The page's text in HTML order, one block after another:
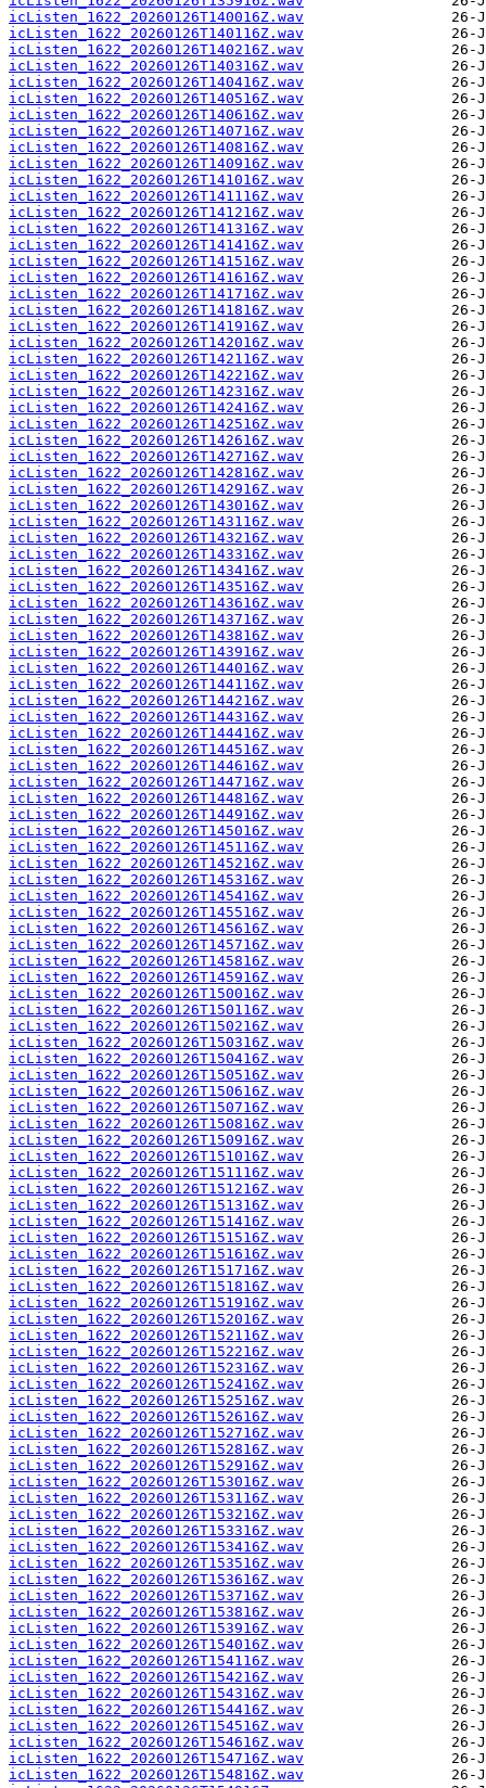
icListen_1622_20260126T140016Z.wav
icListen_1622_20260126T140116Z.wav
icListen_1622_20260126T140216Z.wav
icListen_1622_20260126T140316Z.wav
icListen_1622_20260126T140416Z.wav
icListen_1622_20260126T140516Z.wav
icListen_1622_20260126T140616Z.wav
icListen_1622_20260126T140716Z.wav
icListen_1622_20260126T140816Z.wav
icListen_1622_20260126T140916Z.wav
icListen_1622_20260126T141016Z.wav
icListen_1622_20260126T141116Z.wav
icListen_1622_20260126T141216Z.wav
icListen_1622_20260126T141316Z.wav
icListen_1622_20260126T141416Z.wav
icListen_1622_20260126T141516Z.wav
icListen_1622_20260126T141616Z.wav
icListen_1622_20260126T141716Z.wav
icListen_1622_20260126T141816Z.wav
icListen_1622_20260126T141916Z.wav
icListen_1622_20260126T142016Z.wav
icListen_1622_20260126T142116Z.wav
icListen_1622_20260126T142216Z.wav
icListen_1622_20260126T142316Z.wav
icListen_1622_20260126T142416Z.wav
icListen_1622_20260126T142516Z.wav
icListen_1622_20260126T142616Z.wav
icListen_1622_20260126T142716Z.wav
icListen_1622_20260126T142816Z.wav
icListen_1622_20260126T142916Z.wav
icListen_1622_20260126T143016Z.wav
icListen_1622_20260126T143116Z.wav
icListen_1622_20260126T143216Z.wav
icListen_1622_20260126T143316Z.wav
icListen_1622_20260126T143416Z.wav
icListen_1622_20260126T143516Z.wav
icListen_1622_20260126T143616Z.wav
icListen_1622_20260126T143716Z.wav
icListen_1622_20260126T143816Z.wav
icListen_1622_20260126T143916Z.wav
icListen_1622_20260126T144016Z.wav
icListen_1622_20260126T144116Z.wav
icListen_1622_20260126T144216Z.wav
icListen_1622_20260126T144316Z.wav
icListen_1622_20260126T144416Z.wav
icListen_1622_20260126T144516Z.wav
icListen_1622_20260126T144616Z.wav
icListen_1622_20260126T144716Z.wav
icListen_1622_20260126T144816Z.wav
icListen_1622_20260126T144916Z.wav
icListen_1622_20260126T145016Z.wav
icListen_1622_20260126T145116Z.wav
icListen_1622_20260126T145216Z.wav
icListen_1622_20260126T145316Z.wav
icListen_1622_20260126T145416Z.wav
icListen_1622_20260126T145516Z.wav
icListen_1622_20260126T145616Z.wav
icListen_1622_20260126T145716Z.wav
icListen_1622_20260126T145816Z.wav
icListen_1622_20260126T145916Z.wav
icListen_1622_20260126T150016Z.wav
icListen_1622_20260126T150116Z.wav
icListen_1622_20260126T150216Z.wav
icListen_1622_20260126T150316Z.wav
icListen_1622_20260126T150416Z.wav
icListen_1622_20260126T150516Z.wav
icListen_1622_20260126T150616Z.wav
icListen_1622_20260126T150716Z.wav
icListen_1622_20260126T150816Z.wav
icListen_1622_20260126T150916Z.wav
icListen_1622_20260126T151016Z.wav
icListen_1622_20260126T151116Z.wav
icListen_1622_20260126T151216Z.wav
icListen_1622_20260126T151316Z.wav
icListen_1622_20260126T151416Z.wav
icListen_1622_20260126T151516Z.wav
icListen_1622_20260126T151616Z.wav
icListen_1622_20260126T151716Z.wav
icListen_1622_20260126T151816Z.wav
icListen_1622_20260126T151916Z.wav
icListen_1622_20260126T152016Z.wav
icListen_1622_20260126T152116Z.wav
icListen_1622_20260126T152216Z.wav
icListen_1622_20260126T152316Z.wav
icListen_1622_20260126T152416Z.wav
icListen_1622_20260126T152516Z.wav
icListen_1622_20260126T152616Z.wav
icListen_1622_20260126T152716Z.wav
icListen_1622_20260126T152816Z.wav
icListen_1622_20260126T152916Z.wav
icListen_1622_20260126T153016Z.wav
icListen_1622_20260126T153116Z.wav
icListen_1622_20260126T153216Z.wav
icListen_1622_20260126T153316Z.wav
icListen_1622_20260126T153416Z.wav
icListen_1622_20260126T153516Z.wav
icListen_1622_20260126T153616Z.wav
icListen_1622_20260126T153716Z.wav
icListen_1622_20260126T153816Z.wav
icListen_1622_20260126T153916Z.wav
icListen_1622_20260126T154016Z.wav
icListen_1622_20260126T154116Z.wav
icListen_1622_20260126T154216Z.wav
icListen_1622_20260126T154316Z.wav
icListen_1622_20260126T154416Z.wav
icListen_1622_20260126T154516Z.wav
icListen_1622_20260126T154616Z.wav
icListen_1622_20260126T154716Z.wav
icListen_1622_20260126T154816Z.wav